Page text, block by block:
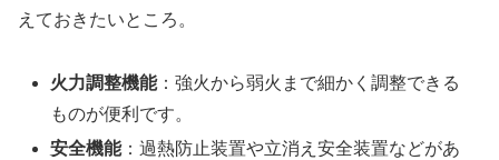
えておきたいところ。
火力調整機能：強火から弱火まで細かく調整できる
ものが便利です。
安全機能：過熱防止装置や立消え安全装置などがあ